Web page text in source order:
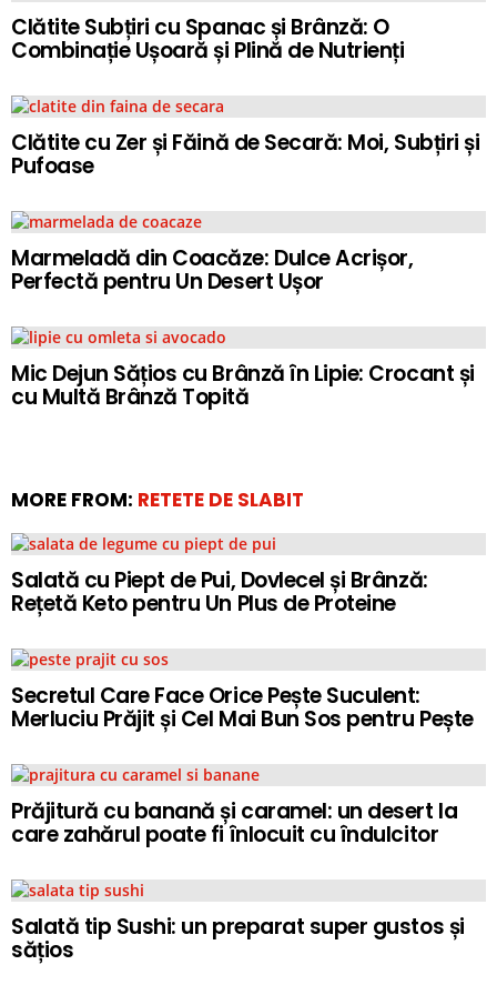
Clătite Subțiri cu Spanac și Brânză: O
Combinație Ușoară și Plină de Nutrienți
Clătite cu Zer și Făină de Secară: Moi, Subțiri și
Pufoase
Marmeladă din Coacăze: Dulce Acrișor,
Perfectă pentru Un Desert Ușor
Mic Dejun Sățios cu Brânză în Lipie: Crocant și
cu Multă Brânză Topită
MORE FROM: RETETE DE SLABIT
Salată cu Piept de Pui, Dovlecel și Brânză:
Rețetă Keto pentru Un Plus de Proteine
Secretul Care Face Orice Pește Suculent:
Merluciu Prăjit și Cel Mai Bun Sos pentru Pește
Prăjitură cu banană și caramel: un desert la
care zahărul poate fi înlocuit cu îndulcitor
Salată tip Sushi: un preparat super gustos și
sățios